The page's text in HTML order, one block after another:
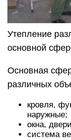
Утепление
основной
Основная
различных
кровля,
наружные;
окна,
система